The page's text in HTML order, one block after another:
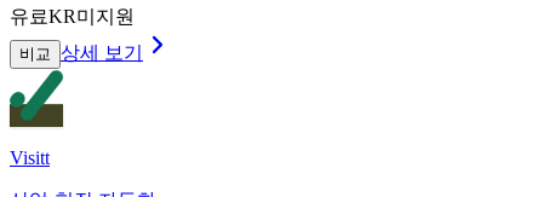
유료KR미지원
비교 상세 보기
Visitt